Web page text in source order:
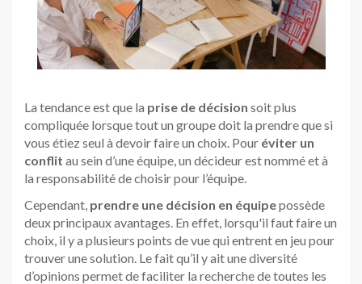
La tendance est que la prise de décision soit plus
compliquée lorsque tout un groupe doit la prendre que si
vous étiez seul à devoir faire un choix. Pour éviter un
conflit au sein d’une équipe, un décideur est nommé et à
la responsabilité de choisir pour l’équipe.
Cependant, prendre une décision en équipepossède
deux principaux avantages. En effet, lorsqu'il faut faire un
choix, il y a plusieurs points de vue qui entrent en jeu pour
trouver une solution. Le fait qu’il y ait une diversité
d’opinions permet de faciliter la recherche de toutes les